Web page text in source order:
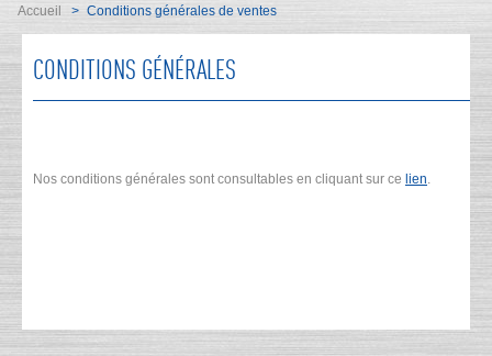
Accueil > Conditions générales de ventes
CONDITIONS GÉNÉRALES
Nos conditions générales sont consultables en cliquant sur ce lien.